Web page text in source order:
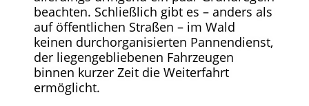
beachten. Schließlich gibt es – anders als
auf öffentlichen Straßen – im Wald
keinen durchorganisierten Pannendienst,
der liegengebliebenen Fahrzeugen
binnen kurzer Zeit die Weiterfahrt
ermöglicht.